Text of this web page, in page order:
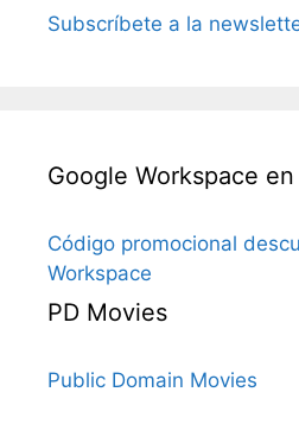
Subscríbete a la
Google Workspace
Código promocional
Workspace
PD Movies
Public Domain Movies